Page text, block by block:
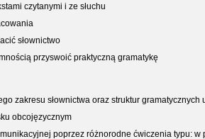
czytanymi i ze słuchu
słownictwo
przyswoić praktyczną gramatykę
zakresu słownictwa oraz struktur gramatycznych
obcojęzycznym
poprzez różnorodne ćwiczenia typu: w